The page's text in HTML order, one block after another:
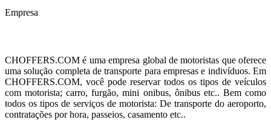
Empresa
CHOFFERS.COM é uma empresa global de motoristas que oferece
uma solução completa de transporte para empresas e indivíduos. Em
CHOFFERS.COM, você pode reservar todos os tipos de veículos
com motorista; carro, furgão, mini onibus, ônibus etc.. Bem como
todos os tipos de serviços de motorista: De transporte do aeroporto,
contratações por hora, passeios, casamento etc..